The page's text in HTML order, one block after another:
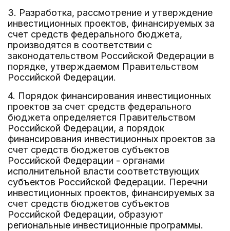
3. Разработка, рассмотрение и утверждение
инвестиционных проектов, финансируемых за
счет средств федерального бюджета,
производятся в соответствии с
законодательством Российской Федерации в
порядке, утверждаемом Правительством
Российской Федерации.
4. Порядок финансирования инвестиционных
проектов за счет средств федерального
бюджета определяется Правительством
Российской Федерации, а порядок
финансирования инвестиционных проектов за
счет средств бюджетов субъектов
Российской Федерации - органами
исполнительной власти соответствующих
субъектов Российской Федерации. Перечни
инвестиционных проектов, финансируемых за
счет средств бюджетов субъектов
Российской Федерации, образуют
региональные инвестиционные программы.